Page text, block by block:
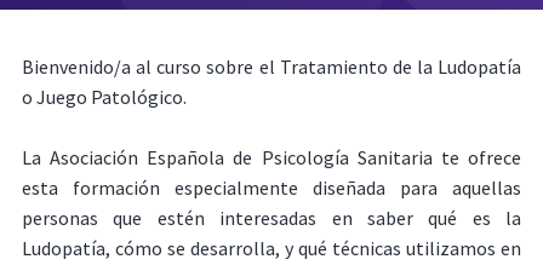
Bienvenido/a al curso sobre el Tratamiento de la Ludopatía
o Juego Patológico.
La Asociación Española de Psicología Sanitaria te ofrece
esta formación especialmente diseñada para aquellas
personas que estén interesadas en saber qué es la
Ludopatía, cómo se desarrolla, y qué técnicas utilizamos en